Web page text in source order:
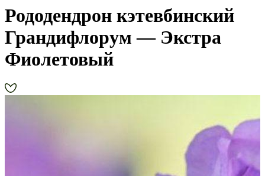
Рододендрон кэтевбинский
Грандифлорум — Экстра
Фиолетовый